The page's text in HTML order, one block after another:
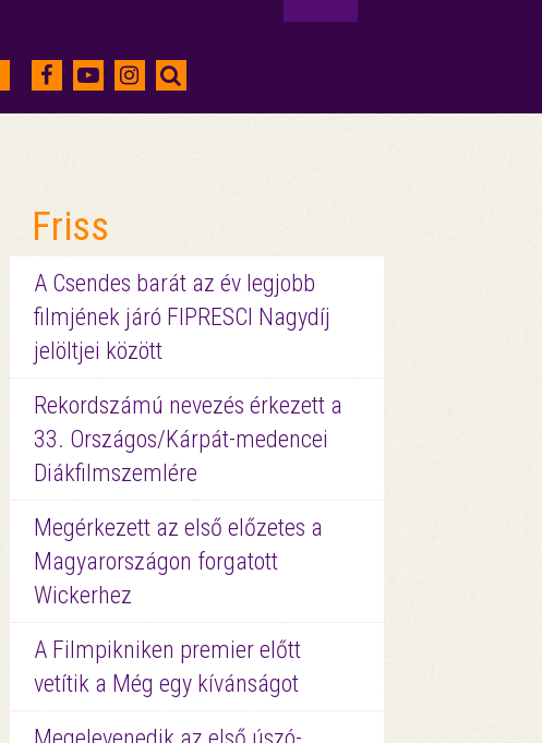
Friss
A Csendes barát az év legjobb
filmjének járó FIPRESCI Nagydíj
jelöltjei között
Rekordszámú nevezés érkezett a
33. Országos/Kárpát-medencei
Diákfilmszemlére
Megérkezett az első előzetes a
Magyarországon forgatott
Wickerhez
A Filmpikniken premier előtt
vetítik a Még egy kívánságot